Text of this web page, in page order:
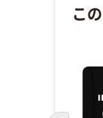
こ